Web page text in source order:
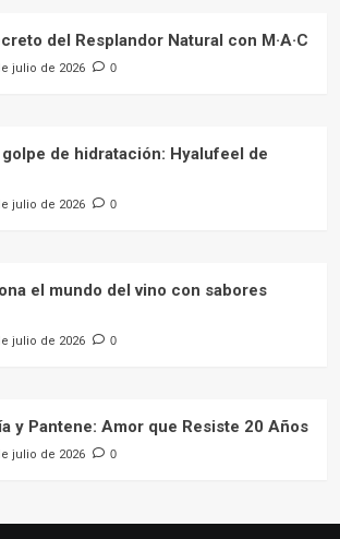
del Resplandor Natural con M·A·C
julio de 2026 0
de hidratación: Hyalufeel de
julio de 2026 0
el mundo del vino con sabores
julio de 2026 0
y Pantene: Amor que Resiste 20 Años
julio de 2026 0